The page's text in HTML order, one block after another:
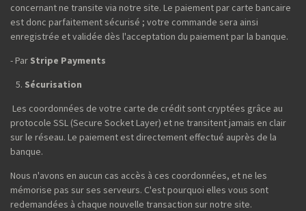
concernant ne transite via notre site. Le paiement par carte bancaire
est donc parfaitement sécurisé ; votre commande sera ainsi
enregistrée et validée dès l'acceptation du paiement par la banque.
- Par Stripe Payments
Sécurisation
Les coordonnées de votre carte de crédit sont cryptées grâce au
protocole SSL (Secure Socket Layer) et ne transitent jamais en clair
sur le réseau. Le paiement est directement effectué auprès de la
banque.
Nous n'avons en aucun cas accès à ces coordonnées, et ne les
mémorise pas sur ses serveurs. C'est pourquoi elles vous sont
redemandées à chaque nouvelle transaction sur notre site.